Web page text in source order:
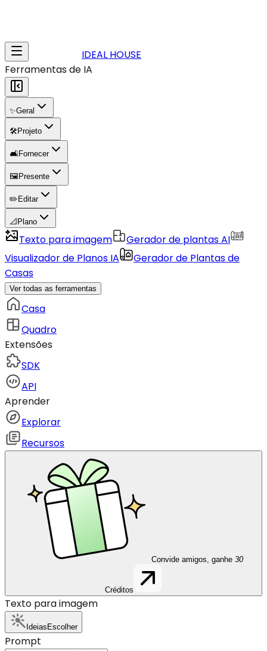
IDEAL HOUSE
Ferramentas de IA
✨Geral
🛠️Projeto
🛋️Fornecer
🖼️ Presente
✏️ Editar
📐 Plano
Texto para imagem
Gerador de plantas AI
Visualizador de Planos IA
Gerador de Plantas de
Casas
Ver todas as ferramentas
Casa
Quadro
Extensões
SDK
API
Aprender
Explorar
Recursos
Convide amigos, ganhe 30
Créditos
Texto para imagem
Ideias Escolher
Prompt